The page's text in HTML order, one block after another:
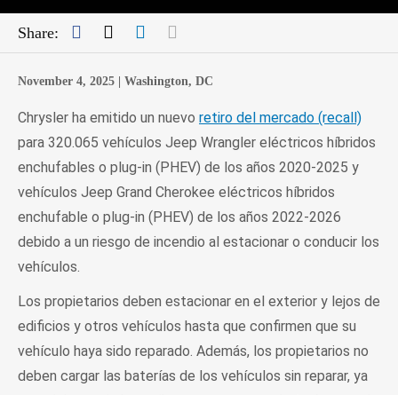
Share: Facebook
TwitterLinkedIn
November 4, 2025 | Washington, DC
Chrysler ha emitido un nuevo retiro del mercado (recall)
para 320.065 vehículos Jeep Wrangler eléctricos híbridos
enchufables o plug-in (PHEV) de los años 2020-2025 y
vehículos Jeep Grand Cherokee eléctricos híbridos
enchufable o plug-in (PHEV) de los años 2022-2026
debido a un riesgo de incendio al estacionar o conducir los
vehículos.
Los propietarios deben estacionar en el exterior y lejos de
edificios y otros vehículos hasta que confirmen que su
vehículo haya sido reparado. Además, los propietarios no
deben cargar las baterías de los vehículos sin reparar, ya